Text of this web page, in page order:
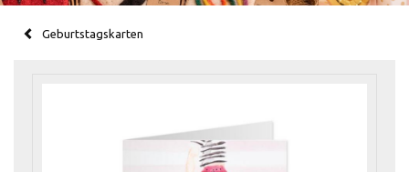
Geburtstagskarten